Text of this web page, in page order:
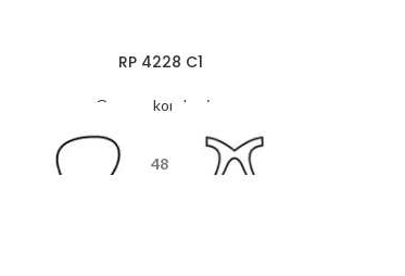
RP 4228 C1
Oprawy korekcyjne
48